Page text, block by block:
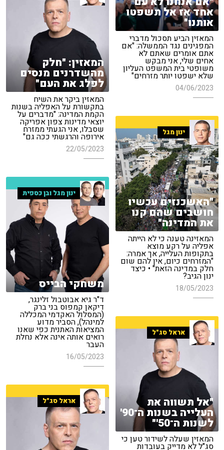
אחד אז אל תשפטו
אותנו"
המאזין הביע תסכול מדברי
המפגינים נגד הממשלה: "אם
אתם אומרים שאתם לא
אחים שלי, אני מבקש
משופטי בית המשפט העליון
שלא ישפטו יותר מזרחים"
04/06/2023
המאזין: "חלק
מהשדרנים מנסים
לפלג את העם"
המאזין ביקר את השיח
בתקשורת על האפליה בשנות
הקמת המדינה: "מדברים על
יוצאי מדינות צפון אפריקה
שסבלו, אני הגעתי ממזרח
אירופה והרגשתי ככה גם"
22/05/2023
ינון מגל
"האשכנזים עכשיו
חושבים שהם קנו
את המדינה"
המאזינה טענה כי לא הייתה
אפליה על רקע מוצא
בתקופות העלייה, אך אמרה:
"המזרחים כיום, אין להם שום
חלק במדינה הזאת" • כיצד
ינון הגיב?
18/05/2023
ינון מגל ובן כספית
משחקי הבייס
ד"ר גיא אבוטבול זלינגר,
דיקאן קמפוס בני ברק
(המסלול האקדמי המכללה
למינהל), הסביר מדוע
המציאות האתנית כפי שאנו
רואים אותה אינה אלא נחלת
העבר
16/05/2023
אראל סג"ל
"אל תשווה את
העלייה בשנות ה־90'
לשנות ה־50'"
המאזין שעלה לשידור טען כי
סג"ל לא מדייק בעובדות
אראל סג"ל